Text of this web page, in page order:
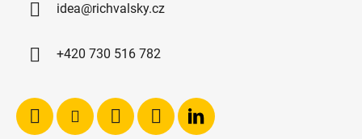
idea@richvalsky.cz
+420 730 516 782